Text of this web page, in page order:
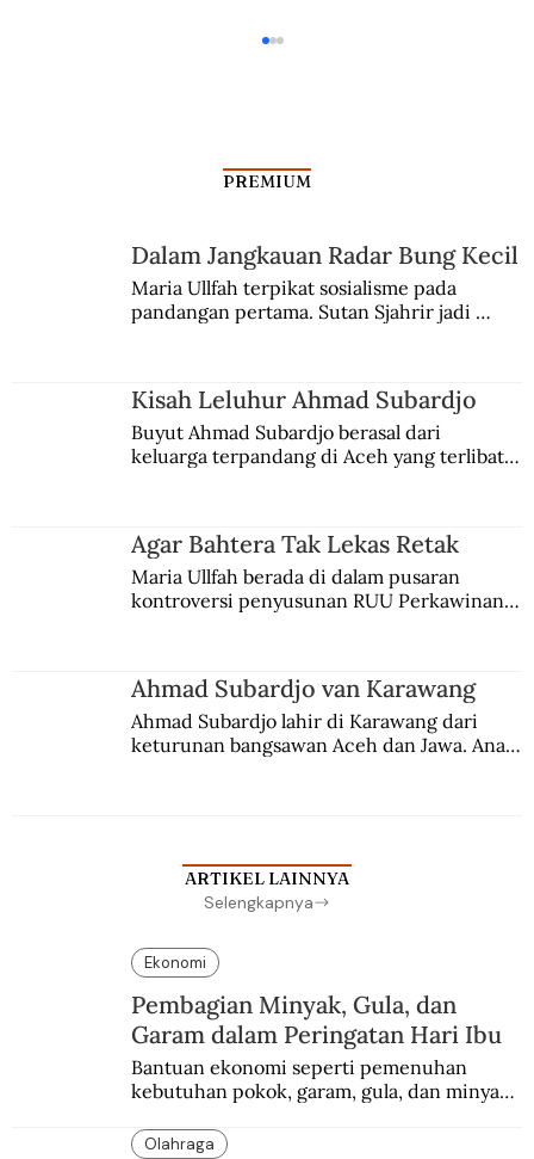
PREMIUM
Dalam Jangkauan Radar Bung Kecil
Maria Ullfah terpikat sosialisme pada
pandangan pertama. Sutan Sjahrir jadi
Kisah Leluhur Ahmad Subardjo
Buyut Ahmad Subardjo berasal dari
keluarga terpandang di Aceh yang terlibat
Agar Bahtera Tak Lekas Retak
Maria Ullfah berada di dalam pusaran
kontroversi penyusunan RUU Perkawinan.
Ahmad Subardjo van Karawang
Ahmad Subardjo lahir di Karawang dari
keturunan bangsawan Aceh dan Jawa. Anak
ARTIKEL LAINNYA
Selengkapnya
Ekonomi
Pembagian Minyak, Gula, dan
Garam dalam Peringatan Hari Ibu
Bantuan ekonomi seperti pemenuhan
kebutuhan pokok, garam, gula, dan minyak
peringatan Hari Ibu.
Olahraga